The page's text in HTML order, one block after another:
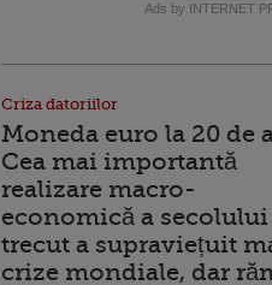
Ads by INTERNET
Criza datoriilor
Moneda euro la 20 de
Cea mai importantă
realizare macro-
economică a secolului
trecut a supraviețuit
crize mondiale, dar